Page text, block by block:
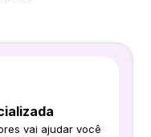
vai ajudar você